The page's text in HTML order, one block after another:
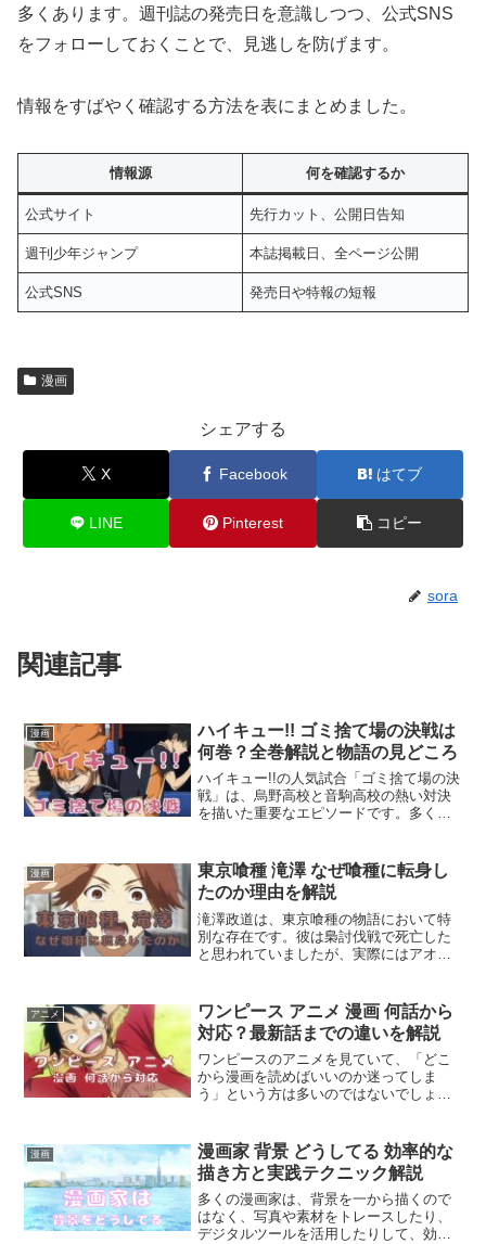
多くあります。週刊誌の発売日を意識しつつ、公式SNS
をフォローしておくことで、見逃しを防げます。
情報をすばやく確認する方法を表にまとめました。
情報源 何を確認するか
公式サイト 先行カット、公開日告知
週刊少年ジャンプ 本誌掲載日、全ページ公開
公式SNS 発売日や特報の短報
漫画
シェアする
X Facebook はてブ
LINE Pinterest コピー
sora
関連記事
漫画
ハイキュー!! ゴミ捨て場の決戦は
何巻？全巻解説と物語の見どころ
ハイキュー!!の人気試合「ゴミ捨て場の決
戦」は、烏野高校と音駒高校の熱い対決
を描いた重要なエピソードです。多くの
33巻から37巻までに収録されています。
この範囲を押さえ...
漫画
東京喰種 滝澤 なぜ喰種に転身し
たのか理由を解説
滝澤政道は、東京喰種の物語において特
別な存在です。彼は梟討伐戦で死亡した
と思われていましたが、実際にはアオギ
例の中で唯一成功した実験体であり、
「オウル」として強力な喰種...
アニメ
ワンピース アニメ 漫画 何話から
対応？最新話までの違いを解説
ワンピースのアニメを見ていて、「どこ
から漫画を読めばいいのか迷ってしま
う」という方は多いのではないでしょう
その続きは第101巻の1016話から始まり
ます。このこ...
漫画
漫画家 背景 どうしてる 効率的な
描き方と実践テクニック解説
多くの漫画家は、背景を一から描くので
はなく、写真や素材をトレースしたり、
デジタルツールを活用したりして、効率